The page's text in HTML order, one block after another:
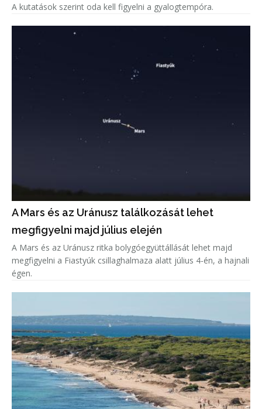
A kutatások szerint oda kell figyelni a gyalogtempóra.
A Mars és az Uránusz találkozását lehet
megfigyelni majd július elején
A Mars és az Uránusz ritka bolygóegyüttállását lehet majd
megfigyelni a Fiastyúk csillaghalmaza alatt július 4-én, a hajnali
égen.